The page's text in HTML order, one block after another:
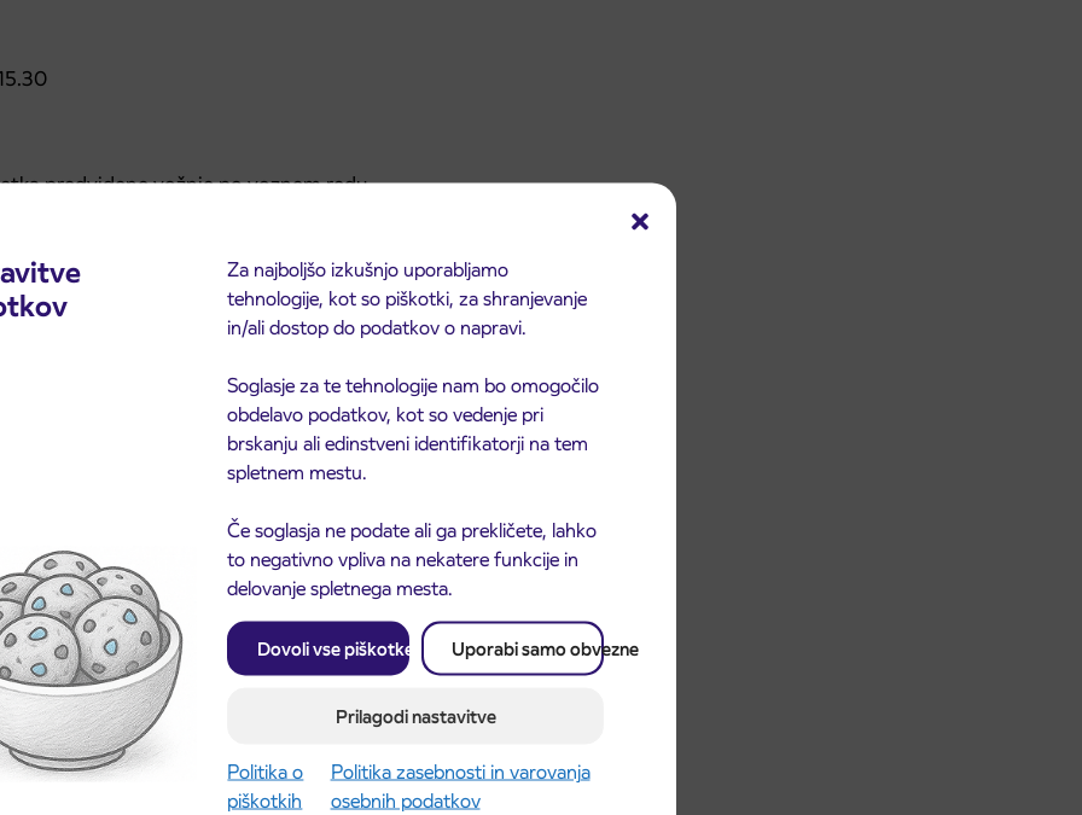
Za najboljšo izkušnjo uporabljamo
tehnologije, kot so piškotki, za shranjevanje
in/ali dostop do podatkov o napravi.
Soglasje za te tehnologije nam bo omogočilo
obdelavo podatkov, kot so vedenje pri
brskanju ali edinstveni identifikatorji na tem
spletnem mestu.
Če soglasja ne podate ali ga prekličete, lahko
to negativno vpliva na nekatere funkcije in
delovanje spletnega mesta.
Dovoli vse piškotke Uporabi samo obvezne
Prilagodi nastavitve
Politika o
piškotkih
Politika zasebnosti in varovanja
osebnih podatkov
predvidene vožnje po voznem redu.
vožnjo
času
o predvidenem prihodu vozila
prejeli okvirni čas prihoda z do 10-minutno rezervo,
postajah na zahtevo se bo vozilo ustavilo
smeri urinega kazalca, drugič v nasprotni smeri. S tem
uporabnike.
connecting users to public transport through
državah (Katalonija, Grčija).
in Copernicus
, ki omogočajo: